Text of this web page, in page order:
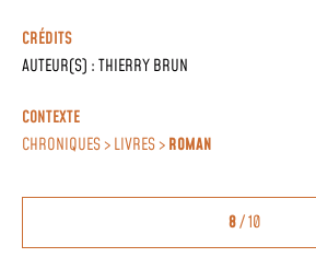
CRÉDITS
AUTEUR(S) :THIERRY BRUN
CONTEXTE
CHRONIQUES > LIVRES >ROMAN
8/ 10